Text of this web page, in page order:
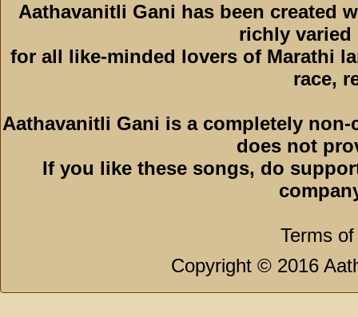
Aathavanitli Gani has been created
richly varied
for all like-minded lovers of Marathi
race,
Aathavanitli Gani is a completely
does not
If you like these songs, do
Terms
Copyright © 2016